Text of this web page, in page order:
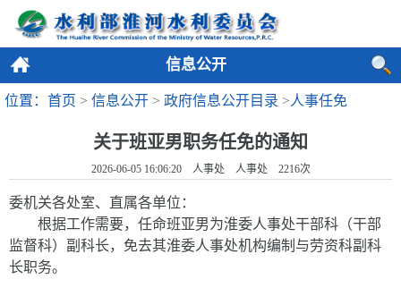
信息公开
位置：首页 > 信息公开 > 政府信息公开目录 >人事任免
关于班亚男职务任免的通知
2026-06-05 16:06:20 人事处 人事处 2216次
委机关各处室、直属各单位 ：
根据工作需要，任命班亚男为淮委人事处干部科（干部
监督科）副科长，免去其淮委人事处机构编制与劳资科副科
长职务。